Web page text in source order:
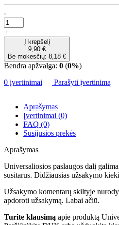
-
+
Į krepšelį
9,90 €
Be mokesčių: 8,18 €
Bendra apžvalga: 0 (0%)
0 įvertinimai
Parašyti įvertinimą
Aprašymas
Įvertinimai (0)
FAQ (0)
Susijusios prekės
Aprašymas
Universaliosios paslaugos dalį
susitarus. Didžiausias užsakymo
Užsakymo komentarų skiltyje
apdoroti užsakymą. Labai ačiū.
Turite klausimą apie produktą